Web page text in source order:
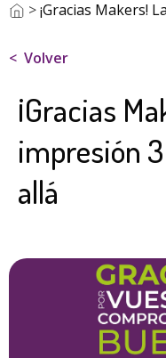
>¡Gracias Makers!
Volver
¡Gracias
impresión
allá